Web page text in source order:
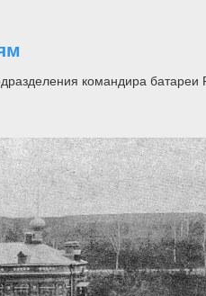
командира